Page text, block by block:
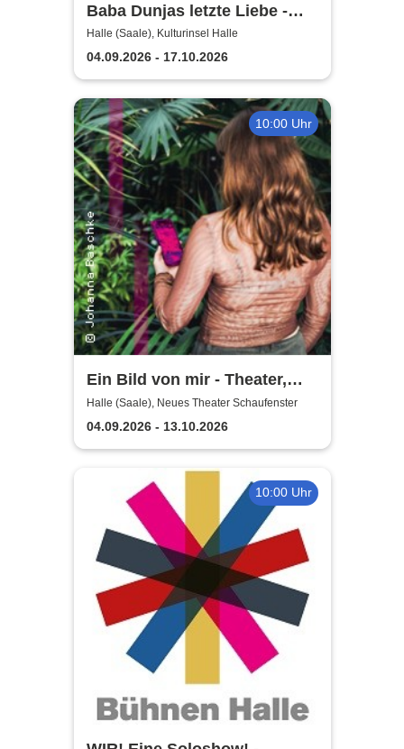
Baba Dunjas letzte Liebe -
Theater, Oper und Orchester
Halle
Halle (Saale), Kulturinsel Halle
04.09.2026 - 17.10.2026
10:00 Uhr
Ein Bild von mir - Theater,
Oper und Orchester Halle
Halle (Saale), Neues Theater Schaufenster
04.09.2026 - 13.10.2026
10:00 Uhr